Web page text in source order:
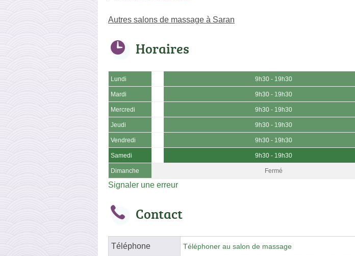
Autres salons de massage à Saran
Horaires
Lundi 9h30 - 19h30
Mardi 9h30 - 19h30
Mercredi 9h30 - 19h30
Jeudi 9h30 - 19h30
Vendredi 9h30 - 19h30
Samedi 9h30 - 19h30
Dimanche Fermé
Signaler une erreur
Contact
Téléphone Téléphoner au salon de massage